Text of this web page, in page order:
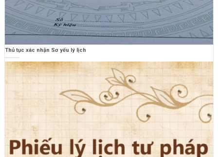
Thủ tục xác nhận Sơ yếu lý lịch